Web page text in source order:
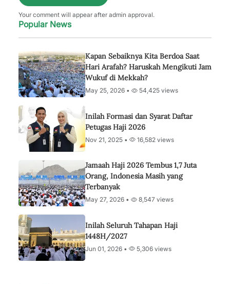
Your comment will appear after admin approval.
Popular News
Kapan Sebaiknya Kita Berdoa Saat
Hari Arafah? Haruskah Mengikuti Jam
Wukuf di Mekkah?
May 25, 2026 • 54,425 views
Inilah Formasi dan Syarat Daftar
Petugas Haji 2026
Nov 21, 2025 • 16,582 views
Jamaah Haji 2026 Tembus 1,7 Juta
Orang, Indonesia Masih yang
Terbanyak
May 27, 2026 • 8,547 views
Inilah Seluruh Tahapan Haji
1448H/2027
Jun 01, 2026 • 5,306 views